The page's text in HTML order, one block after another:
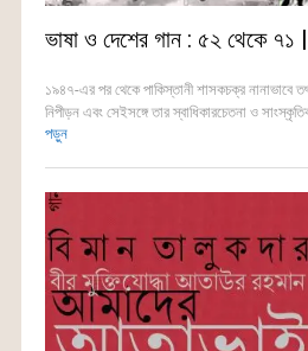
ভাষা ও দেশের গান : ৫২ থেকে ৭১
১৯৪৭-এর পর থেকে পাকিস্তানী শাসকচক্র নানাভাবে
নিপীড়ন এবং সেইসঙ্গে তার স্বাধিকারচেতনা ও
পড়ুন